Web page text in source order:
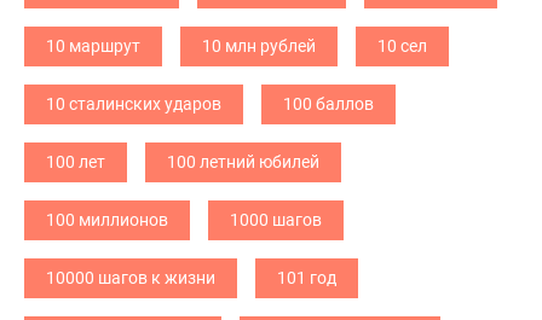
10 маршрут 10 млн рублей 10 сел
10 сталинских ударов 100 баллов
100 лет 100 летний юбилей
100 миллионов 1000 шагов
10000 шагов к жизни 101 год